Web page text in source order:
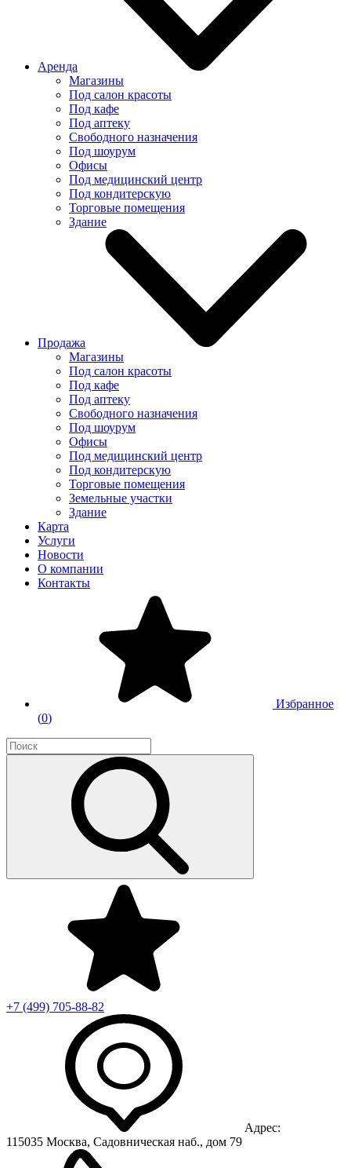
Аренда
Магазины
Под салон красоты
Под кафе
Под аптеку
Свободного назначения
Под шоурум
Офисы
Под медицинский центр
Под кондитерскую
Торговые помещения
Здание
Продажа
Магазины
Под салон красоты
Под кафе
Под аптеку
Свободного назначения
Под шоурум
Офисы
Под медицинский центр
Под кондитерскую
Торговые помещения
Земельные участки
Здание
Карта
Услуги
Новости
О компании
Контакты
Избранное
(0)
+7 (499) 705-88-82
Адрес:
115035 Москва, Садовническая наб., дом 79